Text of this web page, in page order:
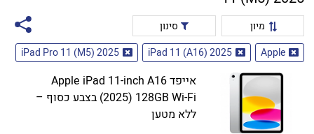
מיון
סינון
Apple
iPad 11 (A16) 2025
iPad Pro 11 (M5) 2025
אייפד Apple iPad 11-inch A16
(2025) 128GB Wi-Fi בצבע כסוף –
ללא מטען